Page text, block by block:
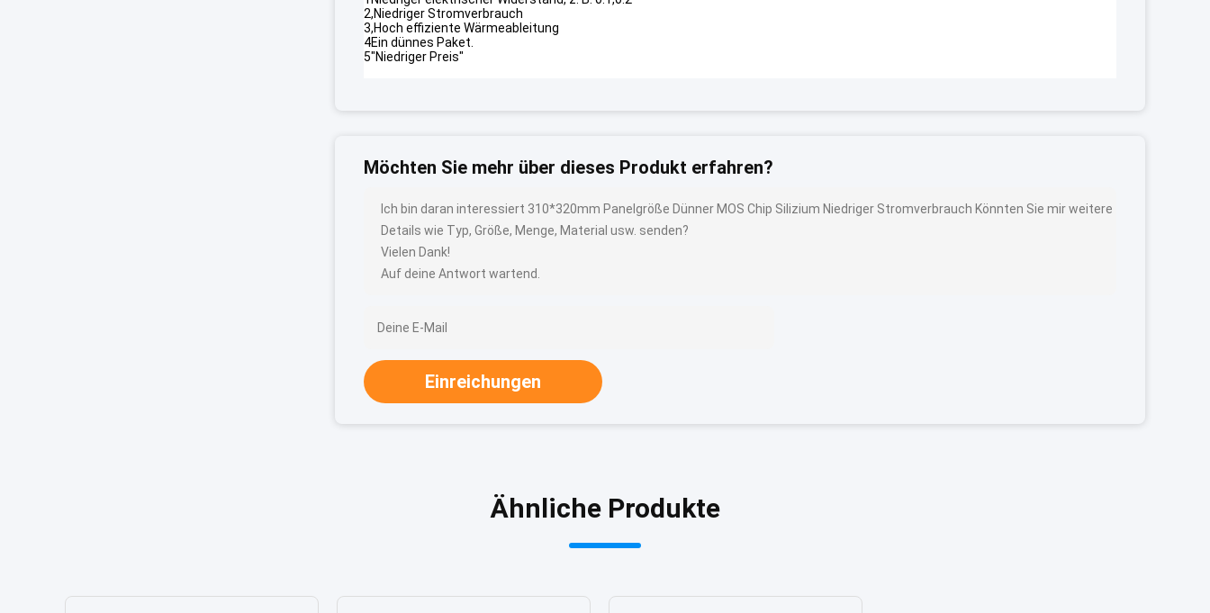
2,Niedriger Stromverbrauch
3,Hoch effiziente Wärmeableitung
4Ein dünnes Paket.
5"Niedriger Preis"
Möchten Sie mehr über dieses Produkt erfahren?
Ich bin daran interessiert 310*320mm Panelgröße Dünner MOS Chip Silizium Niedriger Stromverbrauch Könnten Sie mir weitere
Details wie Typ, Größe, Menge, Material usw. senden?
Vielen Dank!
Auf deine Antwort wartend.
Einreichungen
Ähnliche Produkte